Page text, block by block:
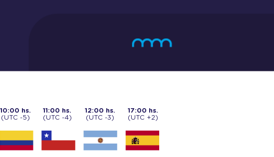
10:00 hs.
(UTC -5)
11:00 hs.
(UTC -4)
12:00 hs.
(UTC -3)
17:00 hs.
(UTC +2)